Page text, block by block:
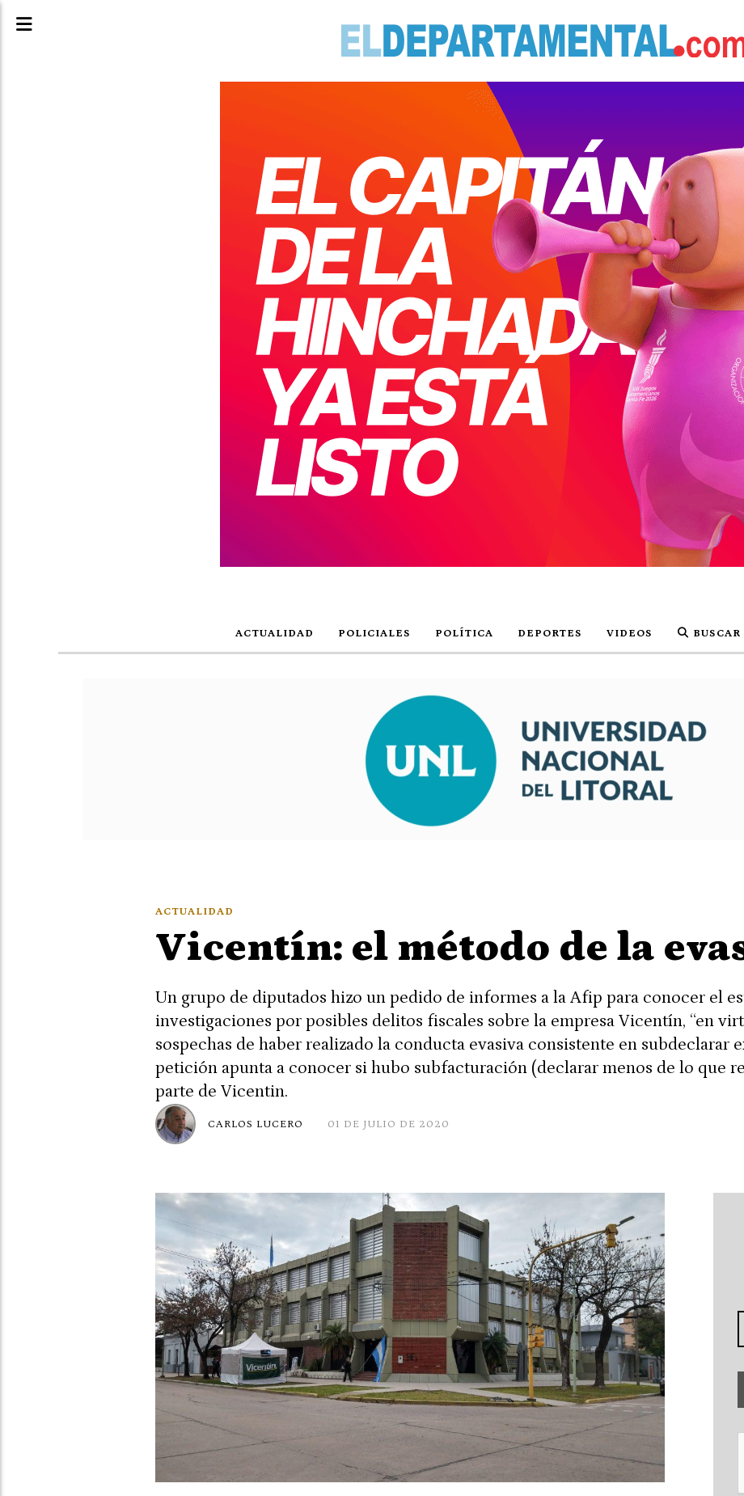
ACTUALIDAD POLICIALES POLÍTICA DEPORTES VIDEOS BUSCAR
Vicentín: el método de la
Un grupo de diputados hizo un pedido de informes a la Afip para conocer el
investigaciones por posibles delitos fiscales sobre la empresa Vicentín, “en
sospechas de haber realizado la conducta evasiva consistente en subdeclarar
petición apunta a conocer si hubo subfacturación (declarar menos de lo que
parte de Vicentin.
ACTUALIDAD
01 DE JULIO DE 2020
CARLOS LUCERO